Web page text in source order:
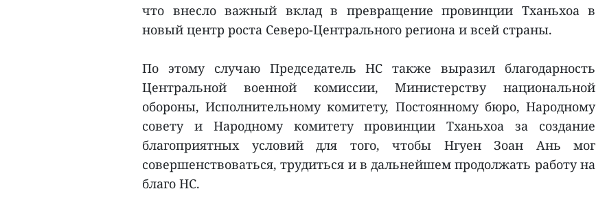
что внесло важный вклад в превращение провинции Тханьхоа в
новый центр роста Северо-Центрального региона и всей страны.
По этому случаю Председатель НС также выразил благодарность
Центральной военной комиссии, Министерству национальной
обороны, Исполнительному комитету, Постоянному бюро, Народному
совету и Народному комитету провинции Тханьхоа за создание
благоприятных условий для того, чтобы Нгуен Зоан Ань мог
совершенствоваться, трудиться и в дальнейшем продолжать работу на
благо НС.